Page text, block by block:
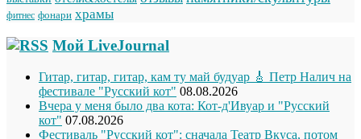
фитнес фонари храмы
Мой LiveJournal
Гитар, гитар, гитар, кам ту май будуар 🎸 Петр Налич на
фестивале "Русский кот" 08.08.2026
Вчера у меня было два кота: Кот-д'Ивуар и "Русский
кот" 07.08.2026
Фестиваль "Русский кот": сначала Театр Вкуса, потом